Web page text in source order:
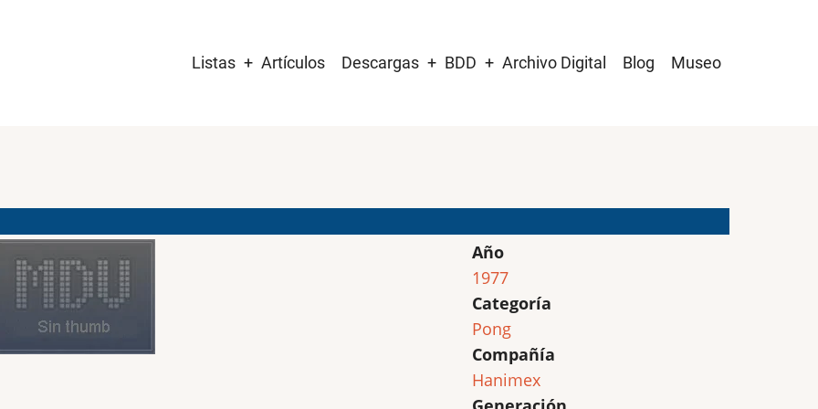
navigation
Listas Artículos Descargas BDD Archivo Digital Blog Museo
Año
1977
Categoría
Pong
Compañía
Hanimex